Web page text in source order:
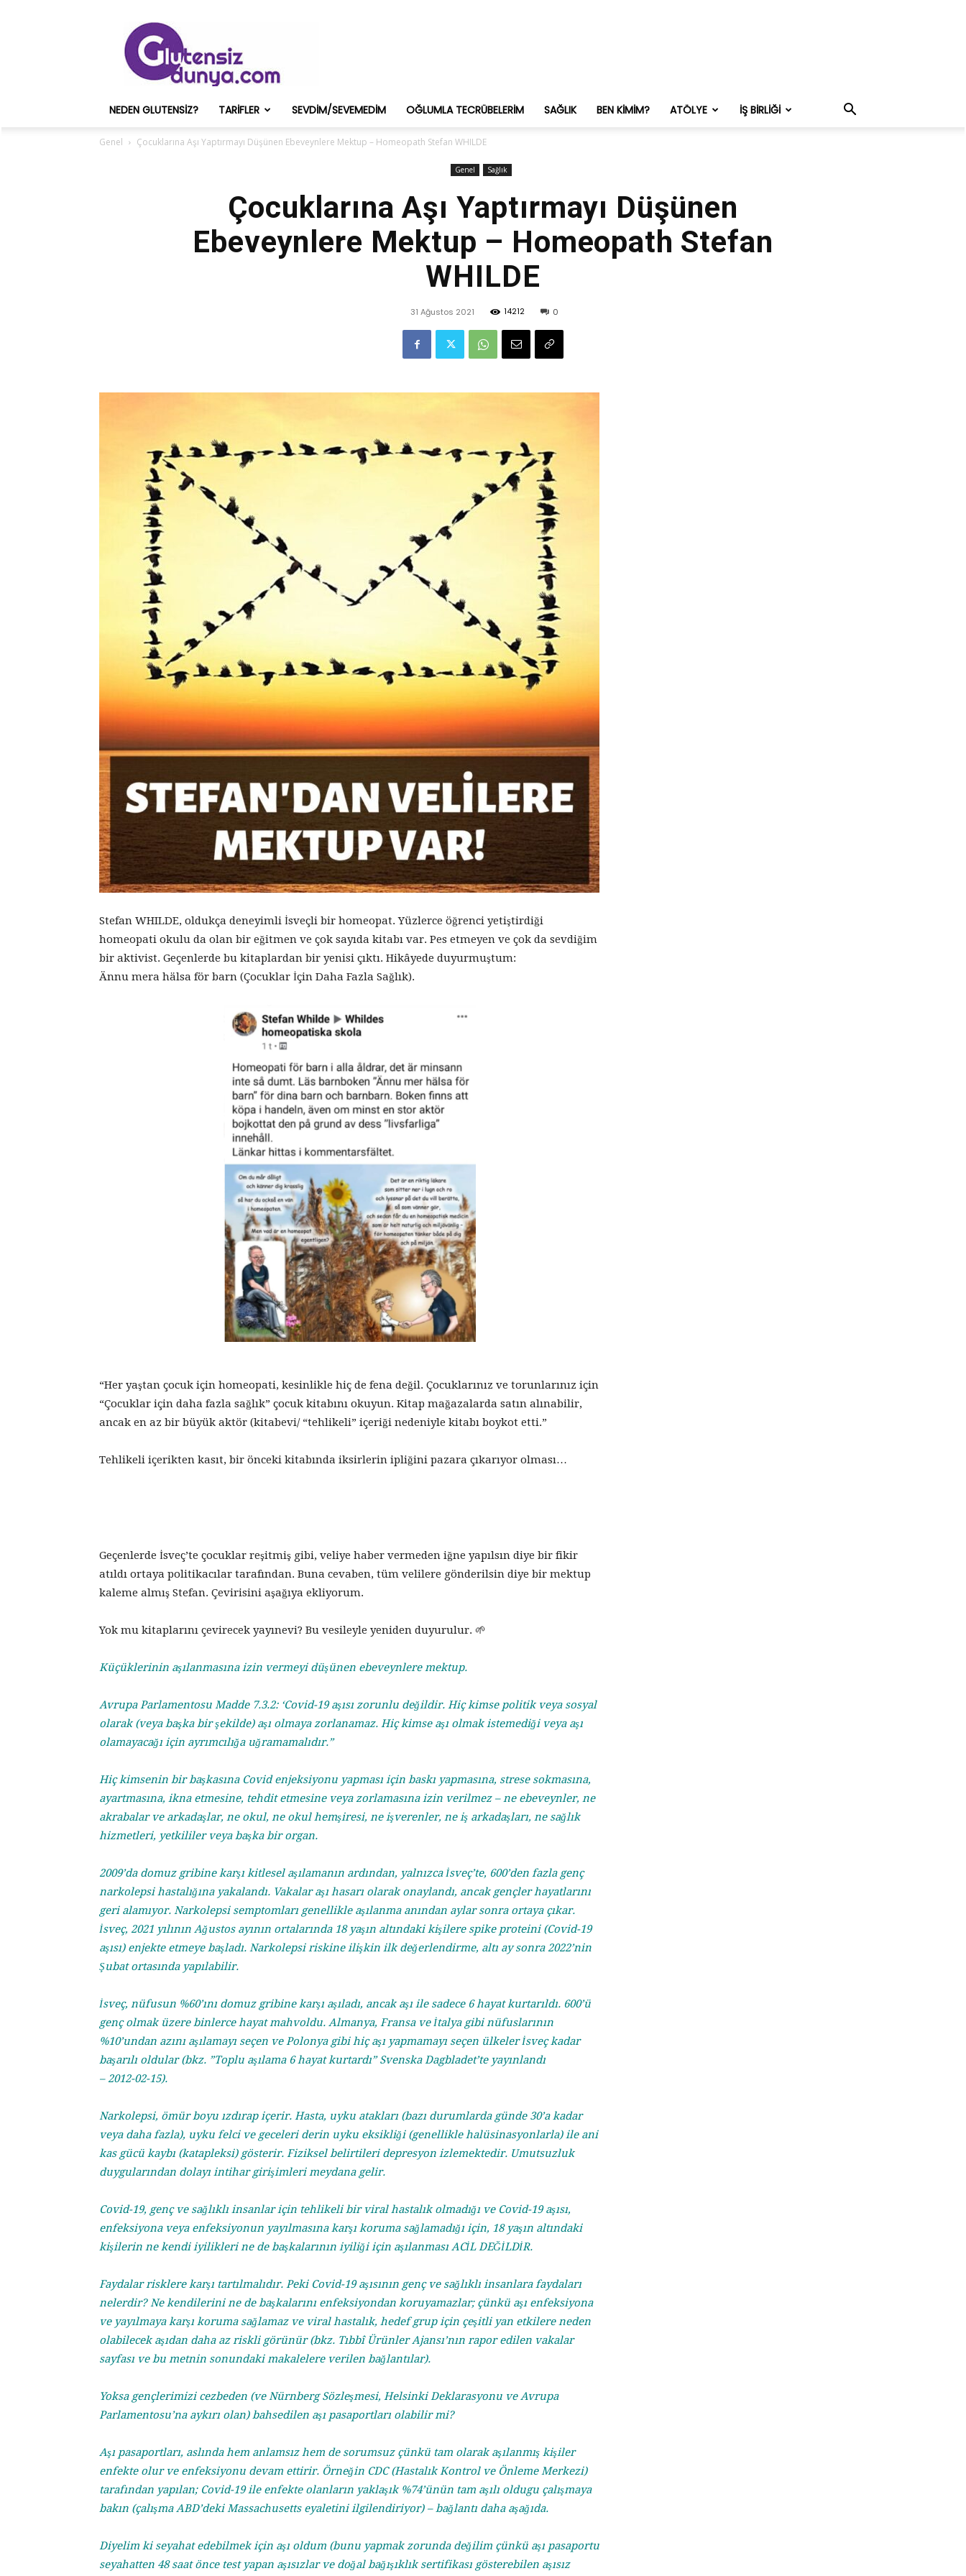
ve
Onun
Sağlık
Deneyimleri
NEDEN GLUTENSIZ? TARIFLER SEVDIM/SEVEMEDIM OĞLUMLA TECRÜBELERIM SAĞLIK BEN KIMIM? ATÖLYE İŞ BIRLIĞI
Genel Çocuklarına Aşı Yaptırmayı Düşünen Ebeveynlere Mektup – Homeopath Stefan WHILDE
Genel Sağlık
Çocuklarına Aşı Yaptırmayı Düşünen
Ebeveynlere Mektup – Homeopath Stefan
WHILDE
31 Ağustos 2021 14212 0
Stefan WHILDE, oldukça deneyimli İsveçli bir homeopat. Yüzlerce öğrenci yetiştirdiği
homeopati okulu da olan bir eğitmen ve çok sayıda kitabı var. Pes etmeyen ve çok da sevdiğim
bir aktivist. Geçenlerde bu kitaplardan bir yenisi çıktı. Hikâyede duyurmuştum:
Ännu mera hälsa för barn (Çocuklar İçin Daha Fazla Sağlık).
“Her yaştan çocuk için homeopati, kesinlikle hiç de fena değil. Çocuklarınız ve torunlarınız için
“Çocuklar için daha fazla sağlık” çocuk kitabını okuyun. Kitap mağazalarda satın alınabilir,
ancak en az bir büyük aktör (kitabevi/ “tehlikeli” içeriği nedeniyle kitabı boykot etti.”
Tehlikeli içerikten kasıt, bir önceki kitabında iksirlerin ipliğini pazara çıkarıyor olması…
Geçenlerde İsveç’te çocuklar reşitmiş gibi, veliye haber vermeden iğne yapılsın diye bir fikir
atıldı ortaya politikacılar tarafından. Buna cevaben, tüm velilere gönderilsin diye bir mektup
kaleme almış Stefan. Çevirisini aşağıya ekliyorum.
Yok mu kitaplarını çevirecek yayınevi? Bu vesileyle yeniden duyurulur. 🌱
Küçüklerinin aşılanmasına izin vermeyi düşünen ebeveynlere mektup.
Avrupa Parlamentosu Madde 7.3.2: ‘Covid-19 aşısı zorunlu değildir. Hiç kimse politik veya sosyal
olarak (veya başka bir şekilde) aşı olmaya zorlanamaz. Hiç kimse aşı olmak istemediği veya aşı
olamayacağı için ayrımcılığa uğramamalıdır.”
Hiç kimsenin bir başkasına Covid enjeksiyonu yapması için baskı yapmasına, strese sokmasına,
ayartmasına, ikna etmesine, tehdit etmesine veya zorlamasına izin verilmez – ne ebeveynler, ne
akrabalar ve arkadaşlar, ne okul, ne okul hemşiresi, ne işverenler, ne iş arkadaşları, ne sağlık
hizmetleri, yetkililer veya başka bir organ.
2009’da domuz gribine karşı kitlesel aşılamanın ardından, yalnızca İsveç’te, 600’den fazla genç
narkolepsi hastalığına yakalandı. Vakalar aşı hasarı olarak onaylandı, ancak gençler hayatlarını
geri alamıyor. Narkolepsi semptomları genellikle aşılanma anından aylar sonra ortaya çıkar.
İsveç, 2021 yılının Ağustos ayının ortalarında 18 yaşın altındaki kişilere spike proteini (Covid-19
aşısı) enjekte etmeye başladı. Narkolepsi riskine ilişkin ilk değerlendirme, altı ay sonra 2022’nin
Şubat ortasında yapılabilir.
İsveç, nüfusun %60’ını domuz gribine karşı aşıladı, ancak aşı ile sadece 6 hayat kurtarıldı. 600’ü
genç olmak üzere binlerce hayat mahvoldu. Almanya, Fransa ve İtalya gibi nüfuslarının
%10’undan azını aşılamayı seçen ve Polonya gibi hiç aşı yapmamayı seçen ülkeler İsveç kadar
başarılı oldular (bkz. ”Toplu aşılama 6 hayat kurtardı” Svenska Dagbladet’te yayınlandı
– 2012-02-15).
Narkolepsi, ömür boyu ızdırap içerir. Hasta, uyku atakları (bazı durumlarda günde 30’a kadar
veya daha fazla), uyku felci ve geceleri derin uyku eksikliği (genellikle halüsinasyonlarla) ile ani
kas gücü kaybı (katapleksi) gösterir. Fiziksel belirtileri depresyon izlemektedir. Umutsuzluk
duygularından dolayı intihar girişimleri meydana gelir.
Covid-19, genç ve sağlıklı insanlar için tehlikeli bir viral hastalık olmadığı ve Covid-19 aşısı,
enfeksiyona veya enfeksiyonun yayılmasına karşı koruma sağlamadığı için, 18 yaşın altındaki
kişilerin ne kendi iyilikleri ne de başkalarının iyiliği için aşılanması ACİL DEĞİLDİR.
Faydalar risklere karşı tartılmalıdır. Peki Covid-19 aşısının genç ve sağlıklı insanlara faydaları
nelerdir? Ne kendilerini ne de başkalarını enfeksiyondan koruyamazlar; çünkü aşı enfeksiyona
ve yayılmaya karşı koruma sağlamaz ve viral hastalık, hedef grup için çeşitli yan etkilere neden
olabilecek aşıdan daha az riskli görünür (bkz. Tıbbî Ürünler Ajansı’nın rapor edilen vakalar
sayfası ve bu metnin sonundaki makalelere verilen bağlantılar).
Yoksa gençlerimizi cezbeden (ve Nürnberg Sözleşmesi, Helsinki Deklarasyonu ve Avrupa
Parlamentosu’na aykırı olan) bahsedilen aşı pasaportları olabilir mi?
Aşı pasaportları, aslında hem anlamsız hem de sorumsuz çünkü tam olarak aşılanmış kişiler
enfekte olur ve enfeksiyonu devam ettirir. Örneğin CDC (Hastalık Kontrol ve Önleme Merkezi)
tarafından yapılan; Covid-19 ile enfekte olanların yaklaşık %74’ünün tam aşılı oldugu çalışmaya
bakın (çalışma ABD’deki Massachusetts eyaletini ilgilendiriyor) – bağlantı daha aşağıda.
Diyelim ki seyahat edebilmek için aşı oldum (bunu yapmak zorunda değilim çünkü aşı pasaportu
seyahatten 48 saat önce test yapan aşısızlar ve doğal bağışıklık sertifikası gösterebilen aşısız